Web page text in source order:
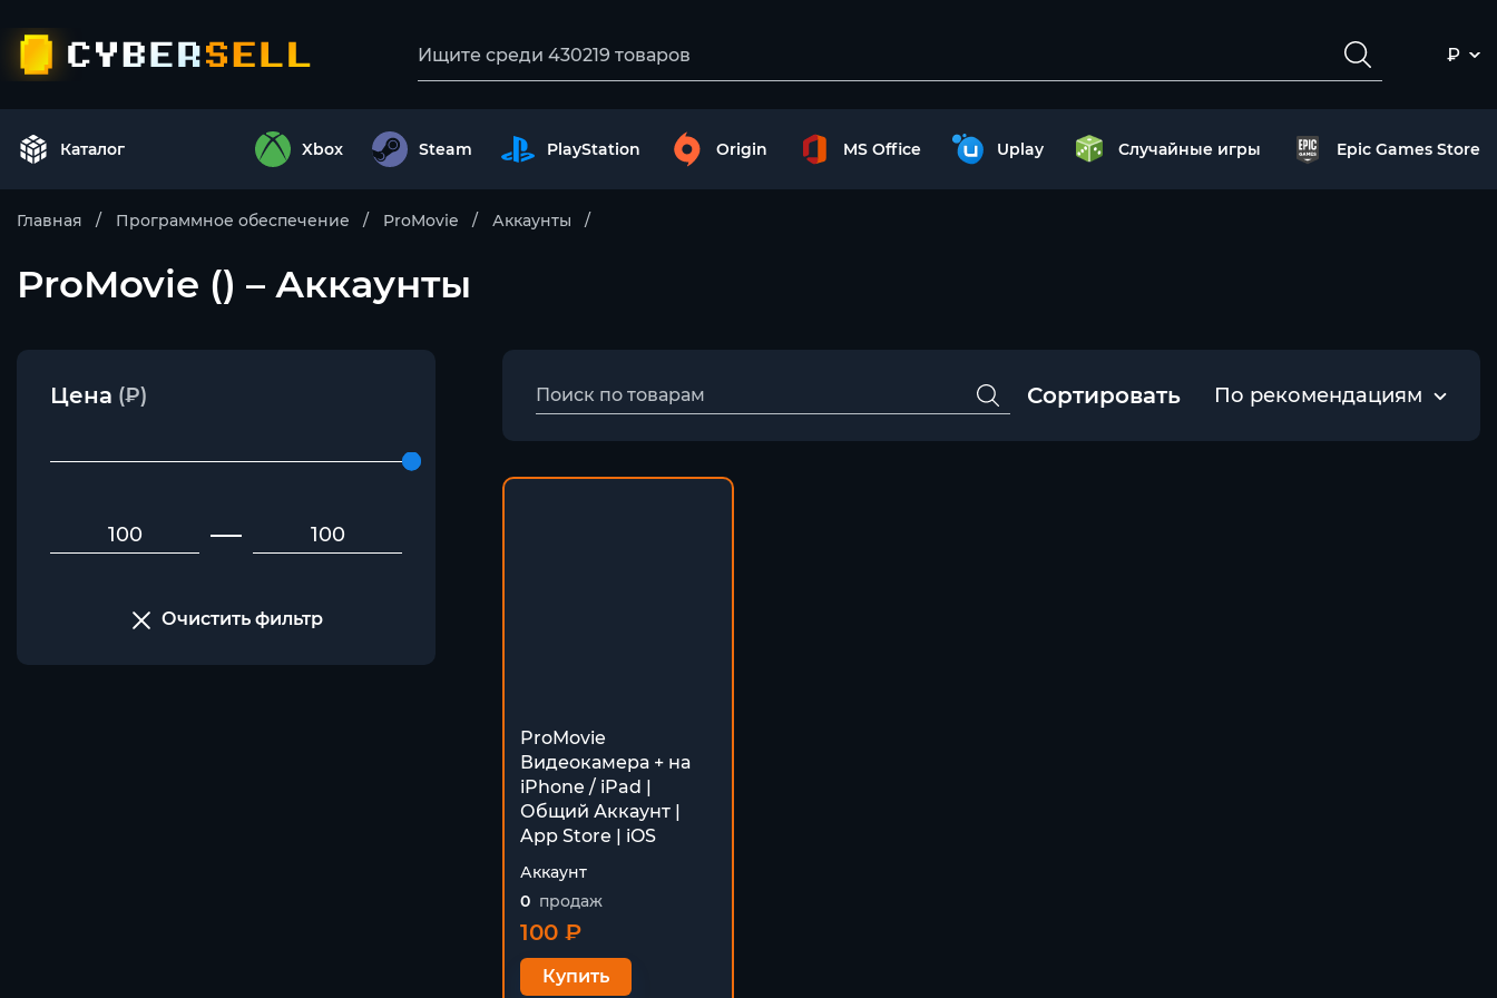
₽
Каталог Xbox Steam PlayStation Origin MS Office Uplay Случайные игры Epic Games Store
Главная Программное обеспечение ProMovie Аккаунты
ProMovie () – Аккаунты
Цена (₽)
Очистить фильтр
Сортировать По рекомендациям
ProMovie
Видеокамера + на
iPhone / iPad |
Общий Аккаунт |
App Store | iOS
Аккаунт
0 продаж
100 ₽
Купить